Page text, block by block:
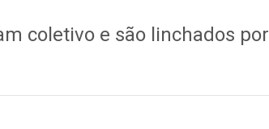
coletivo e são linchados por